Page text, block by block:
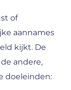
of
aannames
kijkt. De
andere,
doeleinden: